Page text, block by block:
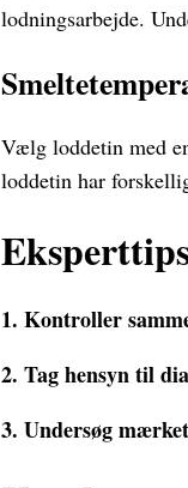
lodningsarbejde.
Vælg loddetin med
loddetin har
1. Kontroller
2. Tag hensyn til
3. Undersøg